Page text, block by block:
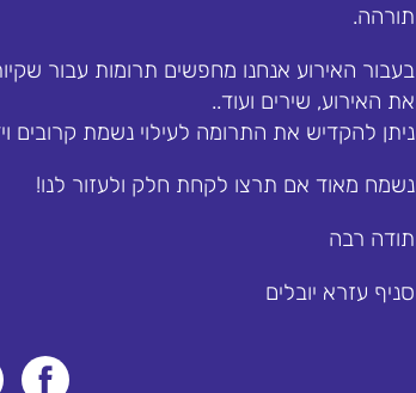
תורהה.
בעבור האירוע אנחנו מחפשים תרומות עבור
את האירוע, שירים ועוד..
ניתן להקדיש את התרומה לעילוי נשמת קרובים
נשמח מאוד אם תרצו לקחת חלק ולעזור לנו!
תודה רבה
סניף עזרא יובלים